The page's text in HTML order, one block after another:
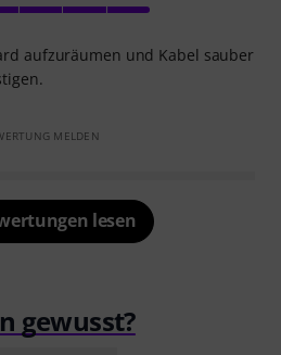
aufzuräumen und Kabel sauber
MELDEN
lesen
gewusst?